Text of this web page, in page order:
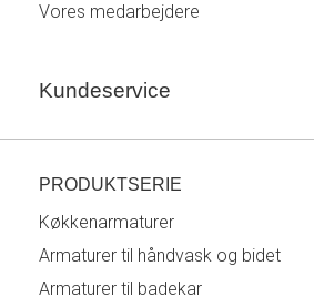
Vores medarbejdere
Kundeservice
PRODUKTSERIE
Køkkenarmaturer
Armaturer til håndvask og bidet
Armaturer til badekar